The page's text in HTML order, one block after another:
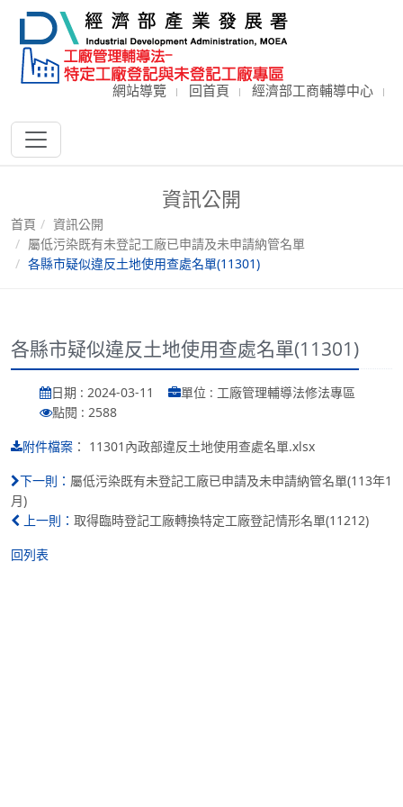
網站導覽 回首頁 經濟部工商輔導中心
資訊公開
首頁
資訊公開
屬低污染既有未登記工廠已申請及未申請納管名單
各縣市疑似違反土地使用查處名單(11301)
各縣市疑似違反土地使用查處名單(11301)
日期 : 2024-03-11
單位 : 工廠管理輔導法修法專區
點閱 : 2588
附件檔案 ： 11301內政部違反土地使用查處名單.xlsx
下一則： 屬低污染既有未登記工廠已申請及未申請納管名單(113年1
月)
上一則： 取得臨時登記工廠轉換特定工廠登記情形名單(11212)
回列表